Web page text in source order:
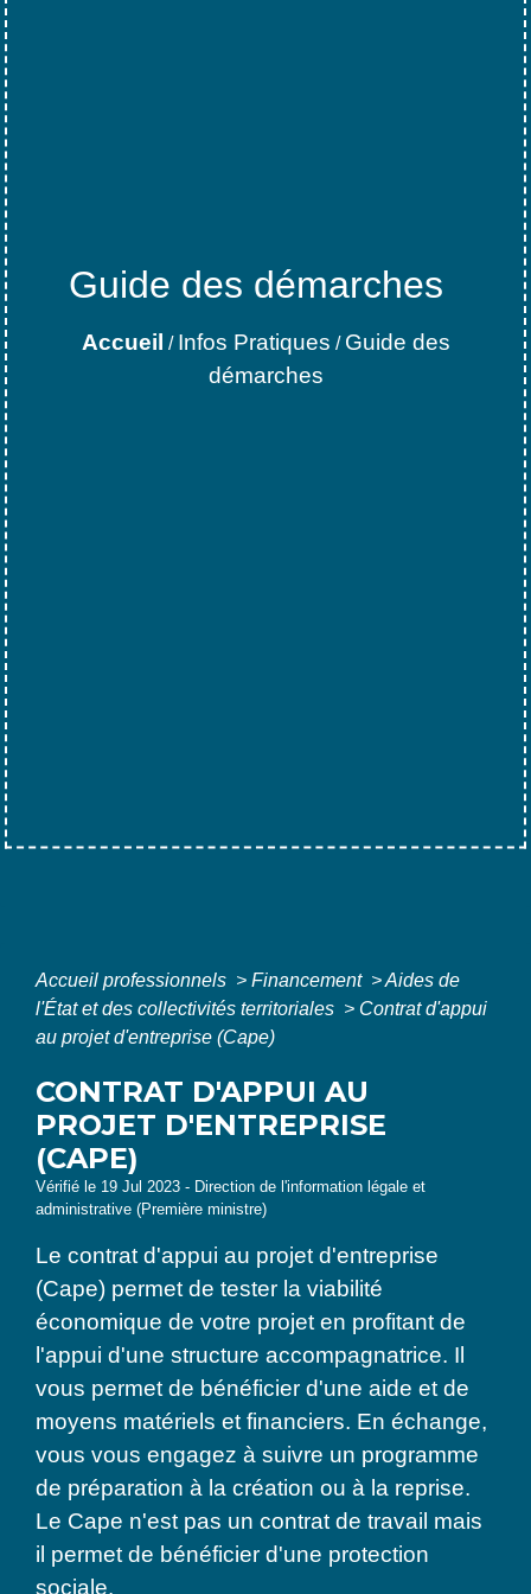
Guide des démarches
Accueil / Infos Pratiques / Guide des
démarches
Accueil professionnels > Financement >Aides de
l'État et des collectivités territoriales > Contrat d'appui
au projet d'entreprise (Cape)
CONTRAT D'APPUI AU
PROJET D'ENTREPRISE
(CAPE)
Vérifié le 19 Jul 2023 - Direction de l'information légale et
administrative (Première ministre)
Le contrat d'appui au projet d'entreprise
(Cape) permet de tester la viabilité
économique de votre projet en profitant de
l'appui d'une structure accompagnatrice. Il
vous permet de bénéficier d'une aide et de
moyens matériels et financiers. En échange,
vous vous engagez à suivre un programme
de préparation à la création ou à la reprise.
Le Cape n'est pas un contrat de travail mais
il permet de bénéficier d'une protection
sociale.